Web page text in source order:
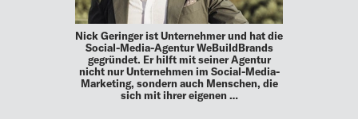
Nick Geringer ist Unternehmer und hat die
Social-Media-Agentur WeBuildBrands
gegründet. Er hilft mit seiner Agentur
nicht nur Unternehmen im Social-Media-
Marketing, sondern auch Menschen, die
sich mit ihrer eigenen …